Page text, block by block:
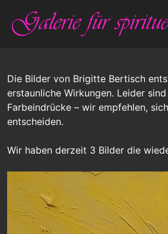
Die Bilder von Brigitte Bertisch
erstaunliche Wirkungen. Leider
Farbeindrücke – wir empfehlen,
entscheiden.
Wir haben derzeit 3 Bilder die